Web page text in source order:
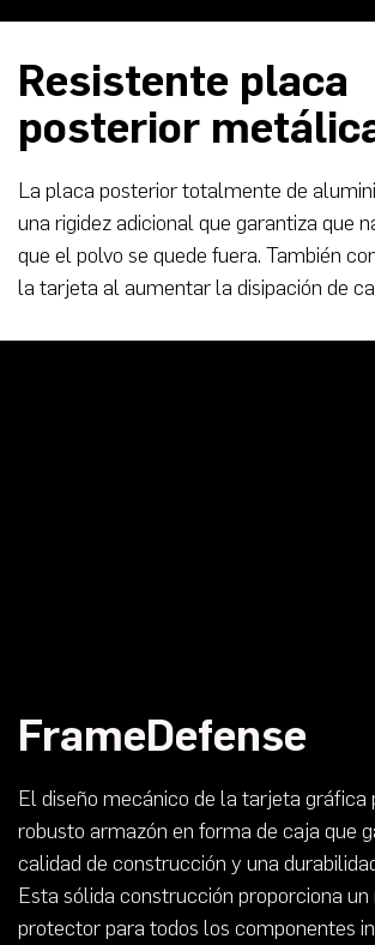
Resistente placa
posterior
La placa posterior totalmente de
una rigidez adicional que garantiza que
que el polvo se quede fuera. También
la tarjeta al aumentar la disipación de
FrameDefense
El diseño mecánico de la tarjeta gráfica
robusto armazón en forma de caja que
calidad de construcción y una
Esta sólida construcción proporciona un
protector para todos los componentes